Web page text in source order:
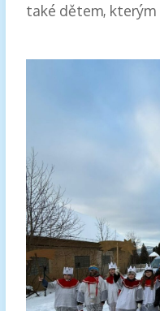
také dětem, kterým